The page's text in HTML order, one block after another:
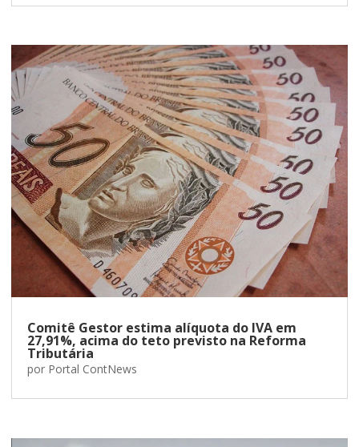
Comitê Gestor estima alíquota do IVA em
27,91%, acima do teto previsto na Reforma
Tributária
por Portal ContNews